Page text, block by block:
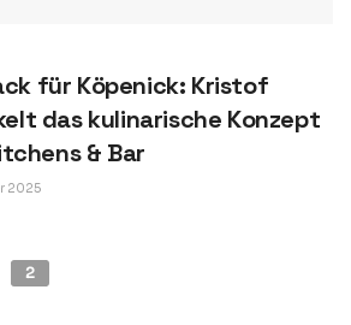
für Köpenick: Kristof
das kulinarische Konzept
& Bar
2025
2